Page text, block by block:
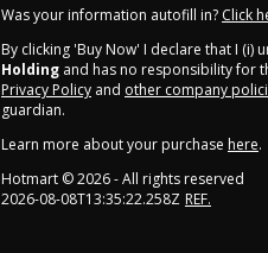
Was your information autofill in? Click
By clicking 'Buy Now' I declare that I
Holding and has no responsibility for
Privacy Policy and other company
guardian.
Learn more about your purchase here.
Hotmart ©2026- All rights reserved
2026-08-08T13:35:22.258Z REF.